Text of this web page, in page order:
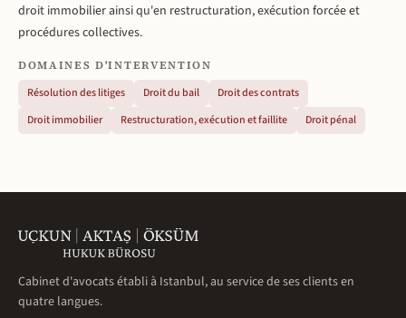
droit immobilier ainsi qu'en restructuration, exécution forcée et
procédures collectives.
DOMAINES D'INTERVENTION
Résolution des litiges Droit du bail
Droit des contrats
Droit immobilier
Restructuration, exécution et faillite Droit pénal
Cabinet d'avocats établi à Istanbul, au service de ses clients en
quatre langues.